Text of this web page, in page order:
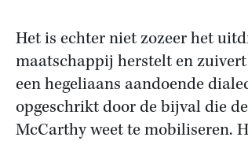
Het is echter niet zozeer het
maatschappij herstelt en
een hegeliaans aandoende
opgeschrikt door de bijval die
McCarthy weet te mobiliseren.